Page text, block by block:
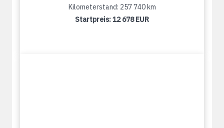
Kilometerstand: 257 740 km
Startpreis:12 678 EUR